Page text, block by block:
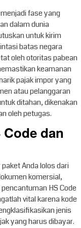
fase yang
dalam dunia
untuk kirim
batas negara
oleh otoritas pabean
keamanan
pajak impor yang
atau pelanggaran
ditahan, dikenakan
oleh petugas.
dan
Anda lolos dari
komersial,
HS Code
vital karena kode
jenis
yang harus dibayar.